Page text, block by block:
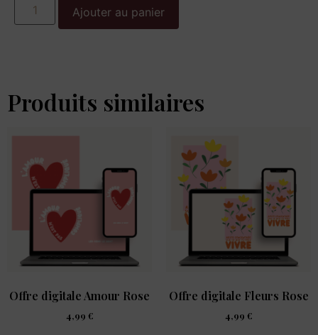
Ajouter au panier
Produits similaires
Offre digitale Amour Rose
4,99 €
Offre digitale Fleurs Rose
4,99 €